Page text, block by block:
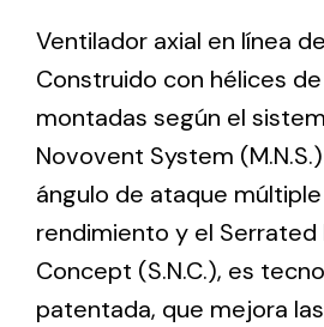
Ventilation
The incorporation of Novovent
meant a greater offer of
different uses
Ventilador axial en línea
Construido con hélices
montadas según el
Novovent System
ángulo de ataque
rendimiento y el
Concept (S.N.C.), es
patentada, que mejora